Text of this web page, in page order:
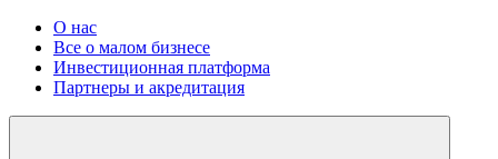
О нас
Все о малом бизнесе
Инвестиционная платформа
Партнеры и акредитация